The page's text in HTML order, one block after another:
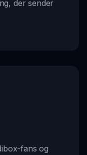
der sender
fans og